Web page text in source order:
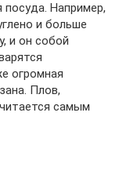
посуда. Например,
и больше
и он собой
огромная
Плов,
самым